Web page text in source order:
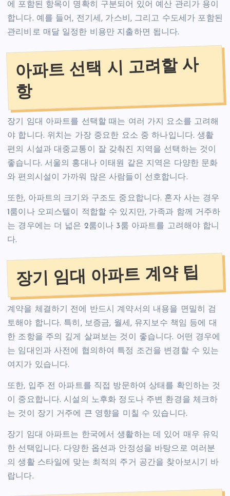
에 포함된 항목이 명확히 구분되어 있어 예산 관리가 용이
합니다. 예를 들어, 전기세, 가스비, 그리고 수도세가 포함된
관리비로 매달 일정한 비용만 지출하면 됩니다.
아파트 선택 시 고려할 사
항
장기 임대 아파트를 선택할 때는 여러 가지 요소를 고려해
야 합니다. 위치는 가장 중요한 요소 중 하나입니다. 생활
편의 시설과 대중교통이 잘 갖춰진 지역을 선택하는 것이
좋습니다. 서울의 홍대나 이태원 같은 지역은 다양한 문화
와 편의시설이 가까워 많은 사람들이 선호합니다.
또한, 아파트의 크기와 구조도 중요합니다. 혼자 사는 경우
1룸이나 오피스텔이 적합할 수 있지만, 가족과 함께 거주하
는 경우에는 더 넓은 2룸이나 3룸 아파트를 고려해야 합니
다.
장기 임대 아파트 계약 팁
계약을 체결하기 전에 반드시 계약서의 내용을 면밀히 검
토해야 합니다. 특히, 보증금, 월세, 유지보수 책임 등에 대
한 조항을 주의 깊게 살펴보는 것이 좋습니다. 어떤 경우에
는 임대인과 사전에 협의하여 특정 조건을 변경할 수 있는
여지가 있습니다.
또한, 입주 전 아파트를 직접 방문하여 상태를 확인하는 것
이 중요합니다. 시설의 노후화 정도나 주변 환경을 체크하
는 것이 장기 거주에 큰 영향을 미칠 수 있습니다.
장기 임대 아파트는 한국에서 생활하는 데 있어 매우 유익
한 선택입니다. 다양한 옵션과 안정성을 바탕으로 여러분
의 생활 스타일에 맞는 최적의 주거 공간을 찾아보시기 바
랍니다.